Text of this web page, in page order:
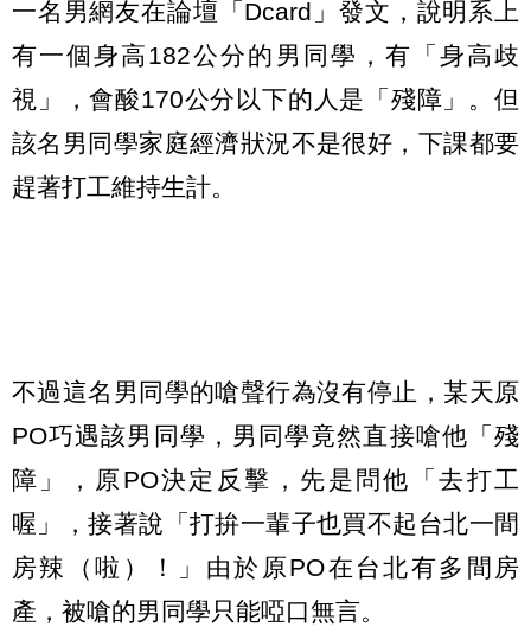
一名男網友在論壇「Dcard」發文，說明系上
有一個身高182公分的男同學，有「身高歧
視」，會酸170公分以下的人是「殘障」。但
該名男同學家庭經濟狀況不是很好，下課都要
趕著打工維持生計。
不過這名男同學的嗆聲行為沒有停止，某天原
PO巧遇該男同學，男同學竟然直接嗆他「殘
障」，原PO決定反擊，先是問他「去打工
喔」，接著說「打拚一輩子也買不起台北一間
房辣（啦）！」由於原PO在台北有多間房
產，被嗆的男同學只能啞口無言。